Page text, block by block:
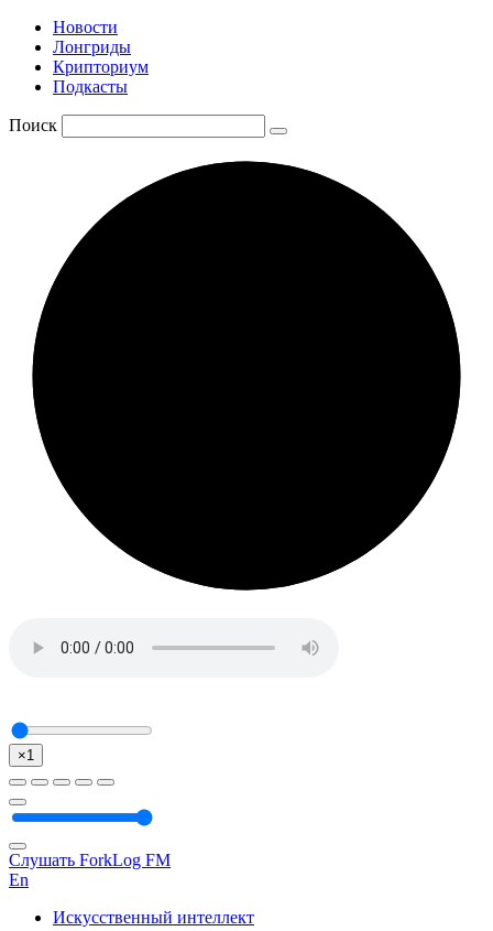
Новости
Лонгриды
Крипториум
Подкасты
Поиск
×1
Слушать ForkLog FM
En
Искусственный интеллект